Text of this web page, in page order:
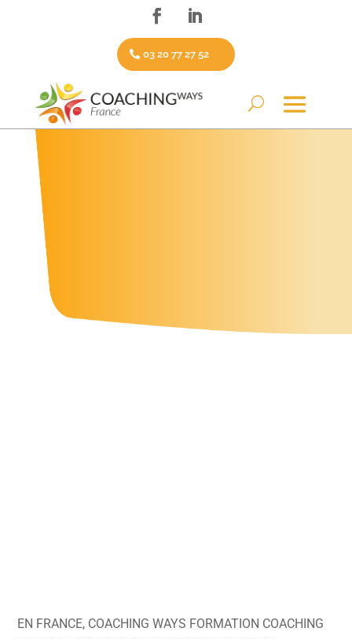
03 20 77 27 52
EN FRANCE, COACHING WAYS FORMATION COACHING